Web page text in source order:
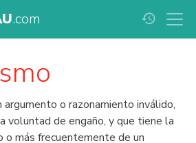
.com history
argumento o razonamiento inválido,
voluntad de engaño, y que tiene la
o más frecuentemente de un